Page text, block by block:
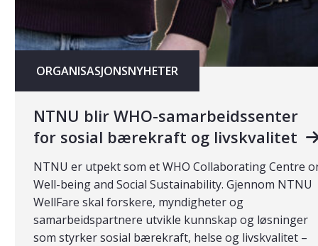
ORGANISASJONSNYHETER
NTNU blir WHO-samarbeidssenter
for sosial bærekraft og livskvalitet
NTNU er utpekt som et WHO Collaborating Centre
Well-being and Social Sustainability. Gjennom NTNU
WellFare skal forskere, myndigheter og
samarbeidspartnere utvikle kunnskap og løsninger
som styrker sosial bærekraft, helse og livskvalitet –